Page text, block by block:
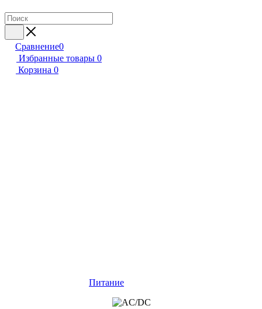
Сравнение0
Избранные товары 0
Корзина 0
Питание